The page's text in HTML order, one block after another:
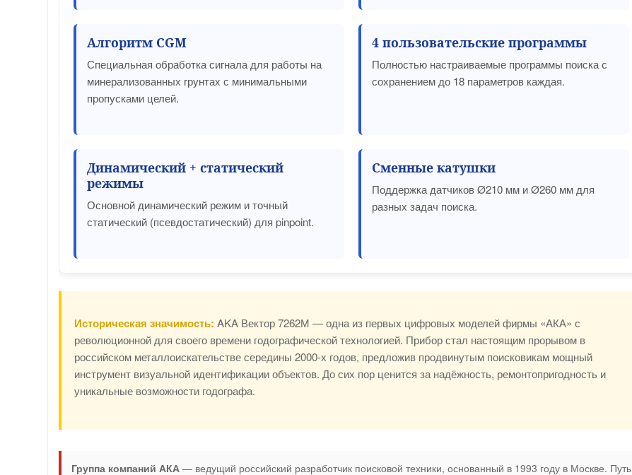
Алгоритм CGM
Специальная обработка сигнала для работы на
минерализованных грунтах с минимальными
пропусками целей.
4 пользовательские программы
Полностью настраиваемые программы поиска с
сохранением до 18 параметров каждая.
Динамический + статический
режимы
Основной динамический режим и точный
статический (псевдостатический) для pinpoint.
Сменные катушки
Поддержка датчиков Ø210 мм и Ø260 мм для
разных задач поиска.
Историческая значимость: AKA Вектор 7262М — одна из первых цифровых моделей фирмы «АКА» с
революционной для своего времени годографической технологией. Прибор стал настоящим прорывом в
российском металлоискательстве середины 2000-х годов, предложив продвинутым поисковикам мощный
инструмент визуальной идентификации объектов. До сих пор ценится за надёжность, ремонтопригодность и
уникальные возможности годографа.
Группа компаний АКА — ведущий российский разработчик поисковой техники, основанный в 1993 году в Москве. Путь